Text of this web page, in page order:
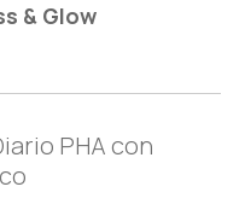
& Glow
PHA con